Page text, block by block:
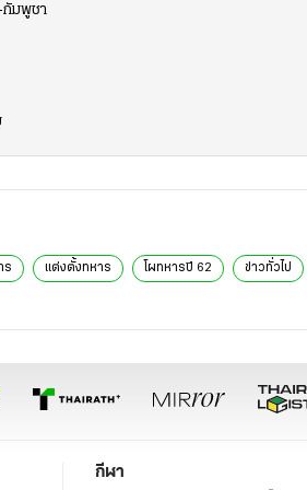
กัมพูชา
ร แต่งตั้งทหาร โผทหารปี 62 ข่าวทั่วไป
กีฬา